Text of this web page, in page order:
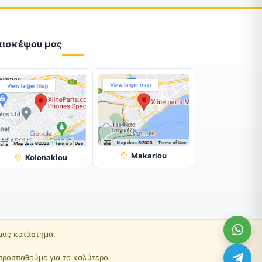
μας
Kolonakiou Makariou
κατάστημα.
για το καλύτερο.